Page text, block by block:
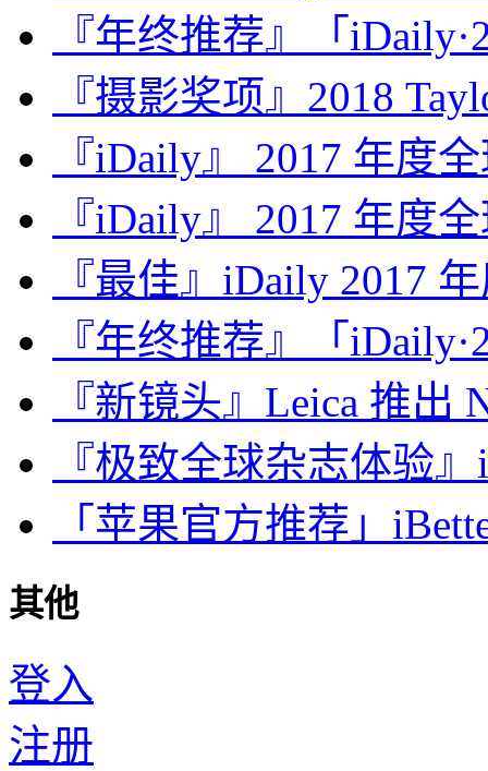
『年终推荐』「
『摄影奖项』2018
『iDaily』 2017 年度
『iDaily』 2017 年度
『最佳』iDaily 2017
『年终推荐』「
『新镜头』Leica 推出
『极致全球杂志体验
「苹果官方推荐」
其他
登入
注册